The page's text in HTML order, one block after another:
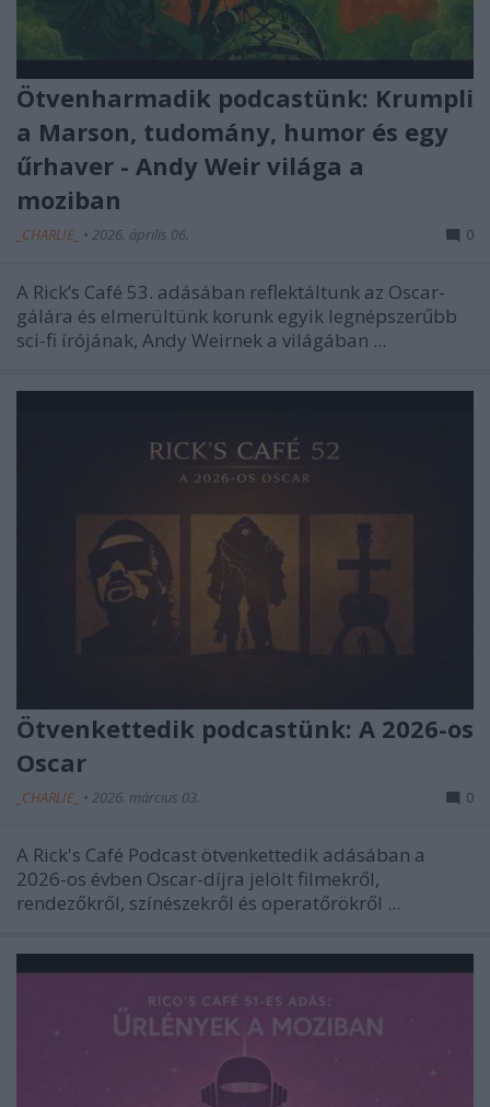
Ötvenharmadik podcastünk: Krumpli
a Marson, tudomány, humor és egy
űrhaver - Andy Weir világa a
moziban
_CHARLIE_ • 2026. április 06. 0
A Rick’s Café 53. adásában reflektáltunk az Oscar-
gálára és elmerültünk korunk egyik legnépszerűbb
sci-fi írójának, Andy Weirnek a világában ...
Ötvenkettedik podcastünk: A 2026-os
Oscar
_CHARLIE_ • 2026. március 03. 0
A Rick's Café Podcast ötvenkettedik adásában a
2026-os évben Oscar-díjra jelölt filmekről,
rendezőkről, színészekről és operatőrökről ...